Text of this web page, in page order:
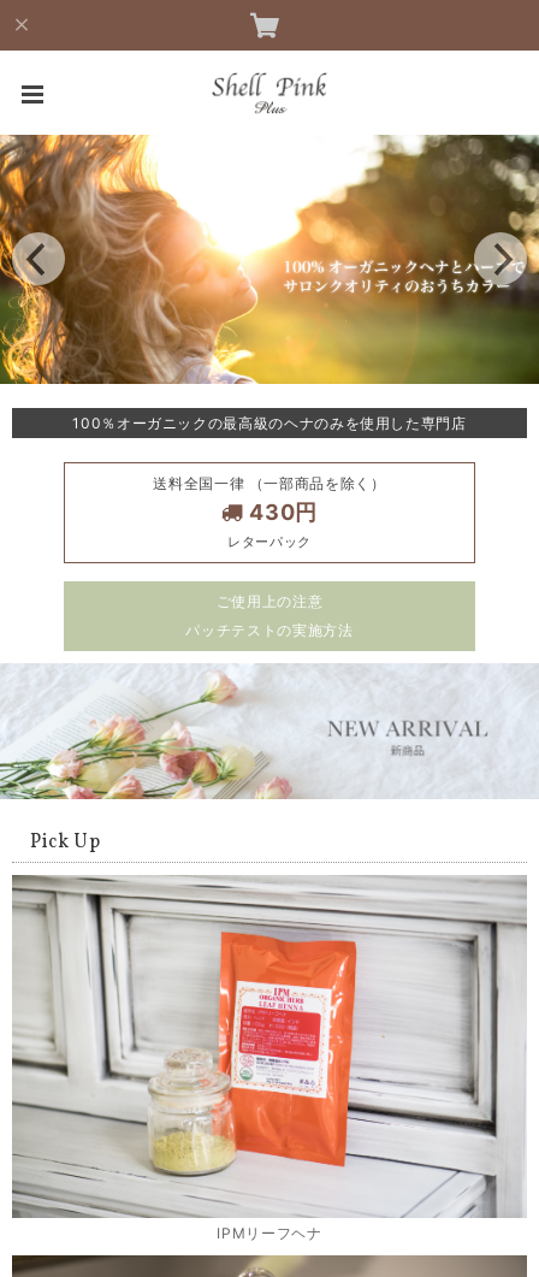
100％オーガニックの最高級のヘナのみを使用した専門店
送料全国一律 （一部商品を除く）
430円
レターパック
ご使用上の注意
パッチテストの実施方法
Pick Up
IPMリーフヘナ